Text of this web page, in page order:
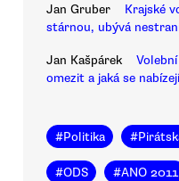
Jan Gruber
Krajské
stárnou, ubývá
Jan Kašpárek
omezit a jaká se
#Politika #
#ODS #ANO 2011